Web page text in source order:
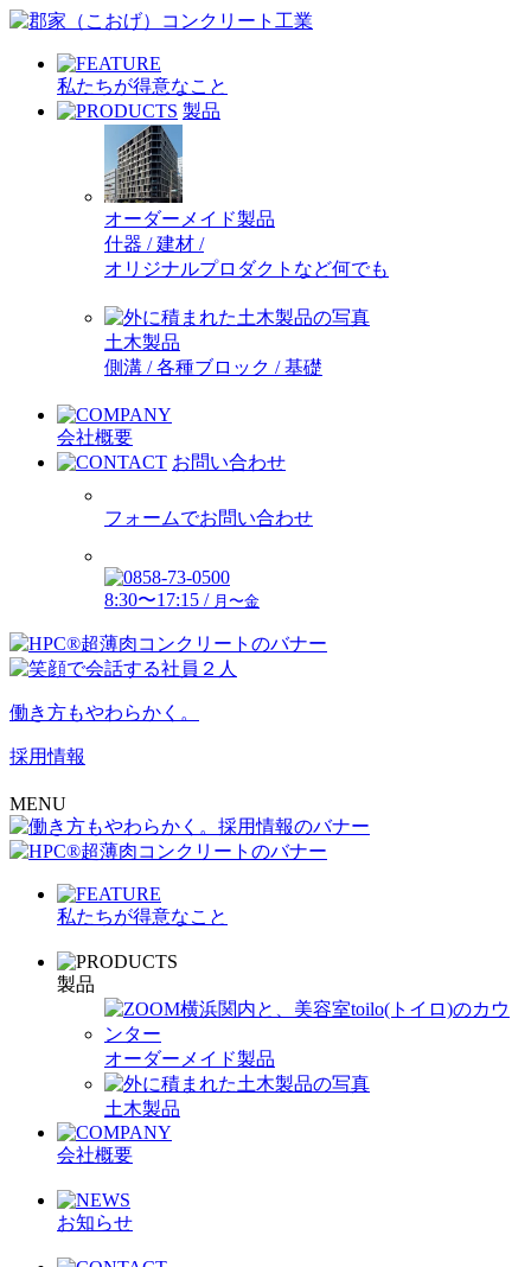
私たちが得意なこと
製品
オーダーメイド製品
什器 / 建材 /
オリジナルプロダクトなど何でも
土木製品
側溝 / 各種ブロック / 基礎
会社概要
お問い合わせ
フォームでお問い合わせ
8:30〜17:15 / 月〜金
働き方もやわらかく。
採用情報
MENU
私たちが得意なこと
製品
オーダーメイド製品
土木製品
会社概要
お知らせ